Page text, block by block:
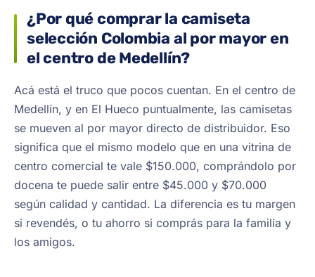
¿Por qué comprar la camiseta
selección Colombia al por mayor en
el centro de Medellín?
Acá está el truco que pocos cuentan. En el centro de
Medellín, y en El Hueco puntualmente, las camisetas
se mueven al por mayor directo de distribuidor. Eso
significa que el mismo modelo que en una vitrina de
centro comercial te vale $150.000, comprándolo por
docena te puede salir entre $45.000 y $70.000
según calidad y cantidad. La diferencia es tu margen
si revendés, o tu ahorro si comprás para la familia y
los amigos.